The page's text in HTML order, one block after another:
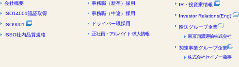
会社概要
ISO14001認証取得
ISO9001
ISSO社内品質規格
事務職（新卒）採用
事務職（中途）採用
ドライバー職採用
正社員・アルバイト 求人情報
IR・投資家情報
Investor Relations(Eng)
輸送グループ企業
東京西濃運輸株式会社
関連事業グループ企業
株式会社セイノー商事